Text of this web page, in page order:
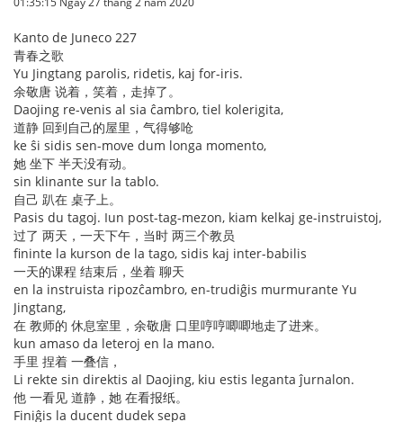
Kanto de Juneco 227
青春之歌
Yu Jingtang parolis, ridetis, kaj for-iris.
余敬唐 说着，笑着，走掉了。
Daojing re-venis al sia ĉambro, tiel kolerigita,
道静 回到自己的屋里，气得够呛
ke ŝi sidis sen-move dum longa momento,
她 坐下 半天没有动。
sin klinante sur la tablo.
自己 趴在 桌子上。
Pasis du tagoj. Iun post-tag-mezon, kiam kelkaj ge-instruistoj,
过了 两天，一天下午，当时 两三个教员
fininte la kurson de la tago, sidis kaj inter-babilis
一天的课程 结束后，坐着 聊天
en la instruista ripozĉambro, en-trudiĝis murmurante Yu
Jingtang,
在 教师的 休息室里，余敬唐 口里哼哼唧唧地走了进来。
kun amaso da leteroj en la mano.
手里 捏着 一叠信，
Li rekte sin direktis al Daojing, kiu estis leganta ĵurnalon.
他 一看见 道静，她 在看报纸。
Finiĝis la ducent dudek sepa